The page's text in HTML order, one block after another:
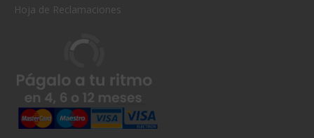
Hoja de Reclamaciones